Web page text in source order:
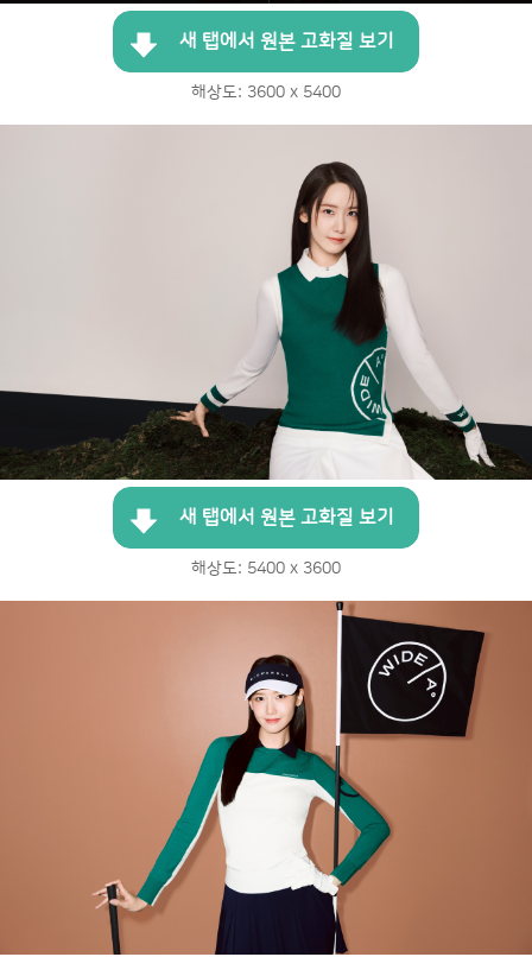
새 탭에서 원본 고화질 보기
해상도: 3600 x 5400
새 탭에서 원본 고화질 보기
해상도: 5400 x 3600